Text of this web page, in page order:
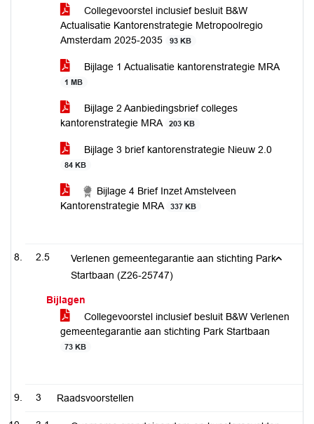
Collegevoorstel inclusief besluit B&W
Actualisatie Kantorenstrategie Metropoolregio
Amsterdam 2025-2035
93 KB
Bijlage 1 Actualisatie kantorenstrategie MRA
1 MB
Bijlage 2 Aanbiedingsbrief colleges
kantorenstrategie MRA
203 KB
Bijlage 3 brief kantorenstrategie Nieuw 2.0
84 KB
Bijlage 4 Brief Inzet Amstelveen
Kantorenstrategie MRA
337 KB
2.5
Verlenen gemeentegarantie aan stichting Park
Startbaan (Z26-25747)
Bijlagen
Collegevoorstel inclusief besluit B&W Verlenen
gemeentegarantie aan stichting Park Startbaan
73 KB
3 Raadsvoorstellen